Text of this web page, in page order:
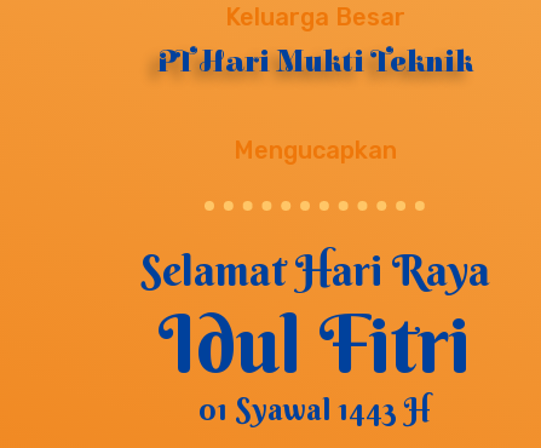
Keluarga Besar
PT Hari Mukti Teknik
Mengucapkan
Selamat Hari Raya
Idul Fitri
01 Syawal 1443 H